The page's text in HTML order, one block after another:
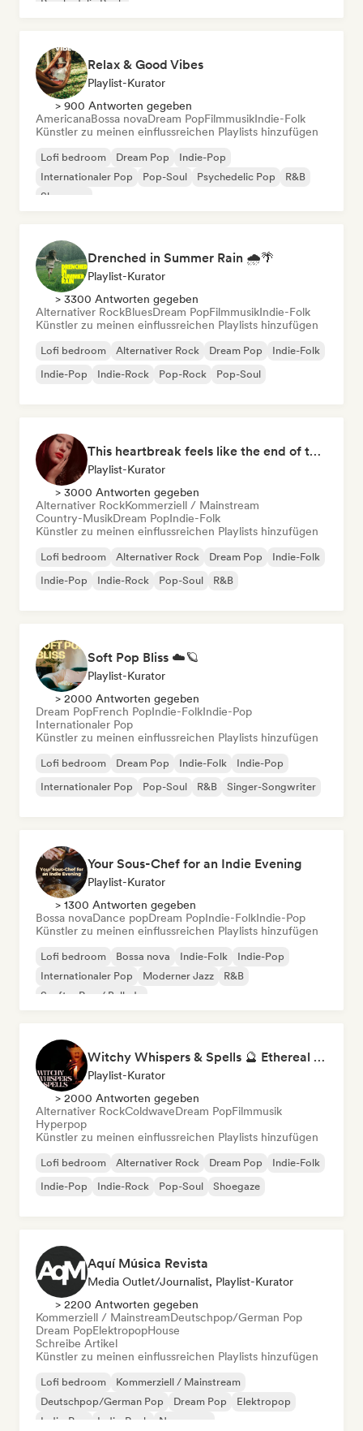
Psychedelic Rock
Relax & Good Vibes
Playlist-Kurator
> 900 Antworten gegeben
AmericanaBossa novaDream PopFilmmusikIndie-Folk
Künstler zu meinen einflussreichen Playlists hinzufügen
Lofi bedroom Dream Pop
Indie-Pop
Internationaler Pop
Pop-Soul Psychedelic Pop
R&B
Shoegaze
Drenched in Summer Rain 🌧️🌴
Playlist-Kurator
> 3300 Antworten gegeben
Alternativer RockBluesDream PopFilmmusikIndie-Folk
Künstler zu meinen einflussreichen Playlists hinzufügen
Lofi bedroom Alternativer Rock Dream Pop
Indie-Folk
Indie-Pop
Indie-Rock Pop-Rock Pop-Soul
This heartbreak feels like the end of the world
Playlist-Kurator
> 3000 Antworten gegeben
Alternativer RockKommerziell / Mainstream
Country-MusikDream PopIndie-Folk
Künstler zu meinen einflussreichen Playlists hinzufügen
Lofi bedroom Alternativer Rock Dream Pop
Indie-Folk
Indie-Pop
Indie-Rock Pop-Soul R&B
Soft Pop Bliss ☁️🪐
Playlist-Kurator
> 2000 Antworten gegeben
Dream PopFrench PopIndie-FolkIndie-Pop
Internationaler Pop
Künstler zu meinen einflussreichen Playlists hinzufügen
Lofi bedroom Dream Pop Indie-Folk
Indie-Pop
Internationaler Pop
Pop-Soul R&B Singer-Songwriter
Your Sous-Chef for an Indie Evening
Playlist-Kurator
> 1300 Antworten gegeben
Bossa novaDance popDream PopIndie-FolkIndie-Pop
Künstler zu meinen einflussreichen Playlists hinzufügen
Lofi bedroom Bossa nova Indie-Folk
Indie-Pop
Internationaler Pop
Moderner Jazz
R&B
Sanfter Pop / Ballade
Witchy Whispers & Spells 🔮 Ethereal Art Pop & Dream Pop
Playlist-Kurator
> 2000 Antworten gegeben
Alternativer RockColdwaveDream PopFilmmusik
Hyperpop
Künstler zu meinen einflussreichen Playlists hinzufügen
Lofi bedroom Alternativer Rock Dream Pop
Indie-Folk
Indie-Pop
Indie-Rock Pop-Soul Shoegaze
Aquí Música Revista
Media Outlet/Journalist, Playlist-Kurator
> 2200 Antworten gegeben
Kommerziell / MainstreamDeutschpop/German Pop
Dream PopElektropopHouse
Schreibe Artikel
Künstler zu meinen einflussreichen Playlists hinzufügen
Lofi bedroom
Kommerziell / Mainstream
Deutschpop/German Pop
Dream Pop
Elektropop
Indie-Pop
Indie-Rock New wave